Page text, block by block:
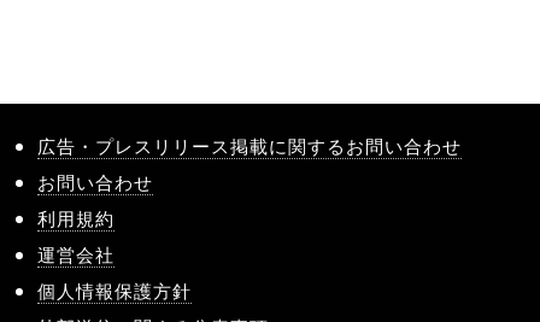
広告・プレスリリース掲載に関するお問い合わせ
お問い合わせ
利用規約
運営会社
個人情報保護方針